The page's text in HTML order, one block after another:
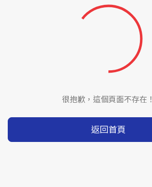
很抱歉，這個頁面不存在！
返回首頁